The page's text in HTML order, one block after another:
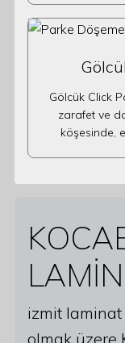
Gölcük Click
zarafet ve
köşesinde,
izmit
olmak üzere